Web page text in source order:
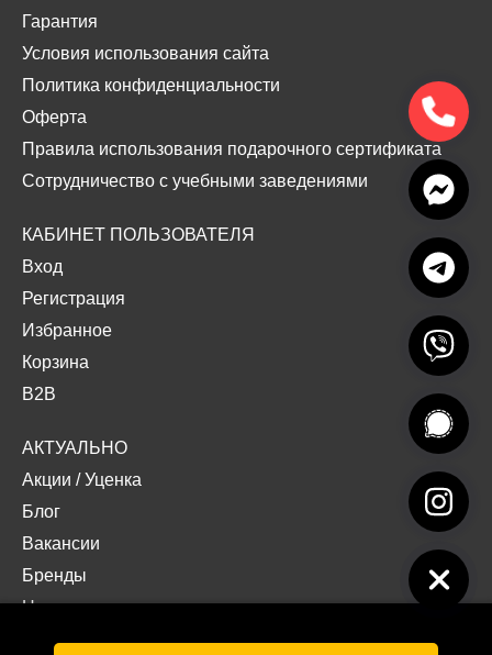
Гарантия
Условия использования сайта
Политика конфиденциальности
Оферта
Правила использования подарочного сертификата
Сотрудничество с учебными заведениями
КАБИНЕТ ПОЛЬЗОВАТЕЛЯ
Вход
Регистрация
Избранное
Корзина
B2B
АКТУАЛЬНО
Акции /Уценка
Блог
Вакансии
Бренды
Наши проекты
Документы